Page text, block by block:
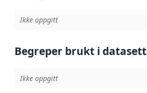
Ikke oppgitt
Begreper brukt i datasett
Ikke oppgitt